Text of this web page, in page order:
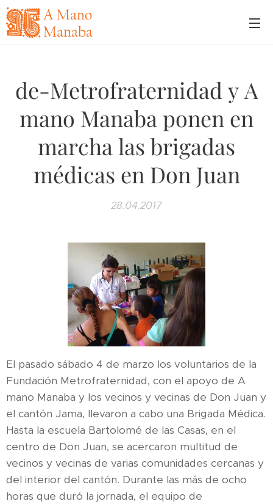
de-Metrofraternidad y A
mano Manaba ponen en
marcha las brigadas
médicas en Don Juan
28.04.2017
El pasado sábado 4 de marzo los voluntarios de la
Fundación Metrofraternidad, con el apoyo de A
mano Manaba y los vecinos y vecinas de Don Juan y
el cantón Jama, llevaron a cabo una Brigada Médica.
Hasta la escuela Bartolomé de las Casas, en el
centro de Don Juan, se acercaron multitud de
vecinos y vecinas de varias comunidades cercanas y
del interior del cantón. Durante las más de ocho
horas que duró la jornada, el equipo de